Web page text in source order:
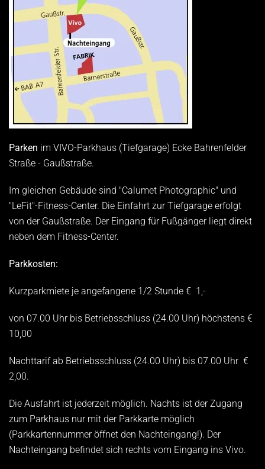
Parken im VIVO-Parkhaus (Tiefgarage) Ecke Bahrenfelder
Straße - Gaußstraße.
Im gleichen Gebäude sind "Calumet Photographic" und
"LeFit"-Fitness-Center. Die Einfahrt zur Tiefgarage erfolgt
von der Gaußstraße. Der Eingang für Fußgänger liegt direkt
neben dem Fitness-Center.
Parkkosten:
Kurzparkmiete je angefangene 1/2 Stunde € 1,-
von 07.00 Uhr bis Betriebsschluss (24.00 Uhr) höchstens €
10,00
Nachttarif ab Betriebsschluss (24.00 Uhr) bis 07.00 Uhr €
2,00.
Die Ausfahrt ist jederzeit möglich. Nachts ist der Zugang
zum Parkhaus nur mit der Parkkarte möglich
(Parkkartennummer öffnet den Nachteingang!). Der
Nachteingang befindet sich rechts vom Eingang ins Vivo.